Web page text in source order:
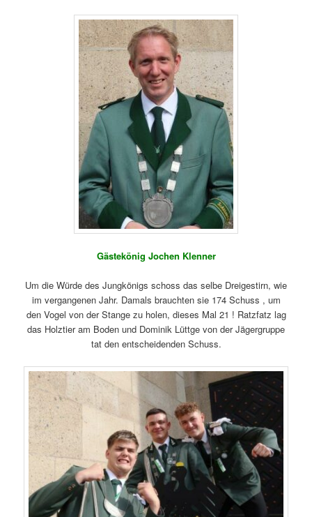
Gästekönig Jochen Klenner
Um die Würde des Jungkönigs schoss das selbe Dreigestirn, wie
im vergangenen Jahr. Damals brauchten sie 174 Schuss , um
den Vogel von der Stange zu holen, dieses Mal 21 ! Ratzfatz lag
das Holztier am Boden und Dominik Lüttge von der Jägergruppe
tat den entscheidenden Schuss.